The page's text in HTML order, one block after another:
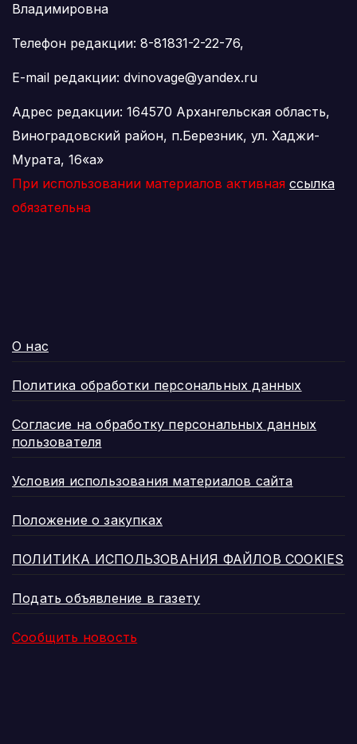
Владимировна
Телефон редакции: 8-81831-2-22-76,
E-mail редакции: dvinovage@yandex.ru
Адрес редакции: 164570 Архангельская область,
Виноградовский район, п.Березник, ул. Хаджи-
Мурата, 16«а»
При использовании материалов активная ссылка
обязательна
О нас
Политика обработки персональных данных
Согласие на обработку персональных данных
пользователя
Условия использования материалов сайта
Положение о закупках
ПОЛИТИКА ИСПОЛЬЗОВАНИЯ ФАЙЛОВ COOKIES
Подать объявление в газету
Сообщить новость